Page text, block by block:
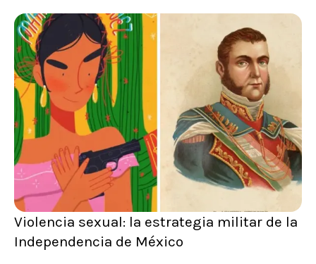
Violencia sexual: la estrategia militar de la
Independencia de México